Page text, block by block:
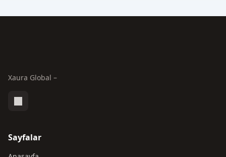
Xaura Global –
Sayfalar